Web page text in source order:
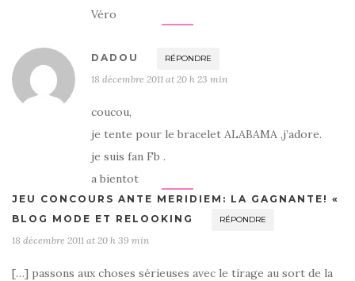
Véro
DADOU RÉPONDRE
18 décembre 2011 at 20 h 23 min
coucou,
je tente pour le bracelet ALABAMA ,j’adore.
je suis fan Fb .
a bientot
JEU CONCOURS ANTE MERIDIEM: LA GAGNANTE! «
BLOG MODE ET RELOOKING
RÉPONDRE
18 décembre 2011 at 20 h 39 min
[…] passons aux choses sérieuses avec le tirage au sort de la